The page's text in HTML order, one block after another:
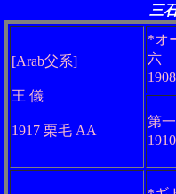
三
[Arab父系]
王 儀
1917 栗毛 AA
*オ
六
第